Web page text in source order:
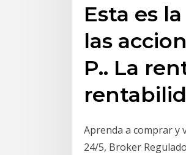
Esta es
las
P.. La
Aprenda a comprar y
24/5, Broker